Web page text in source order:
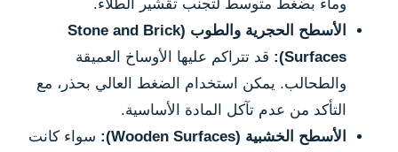
وماء بضغط متوسط لتجنب تقشير الطلاء.
الأسطح الحجرية والطوب (Stone and Brick
Surfaces):
قد تتراكم عليها الأوساخ العميقة
والطحالب. يمكن استخدام الضغط العالي بحذر، مع
التأكد من عدم تآكل المادة الأساسية.
الأسطح الخشبية (Wooden Surfaces):
سواء كانت